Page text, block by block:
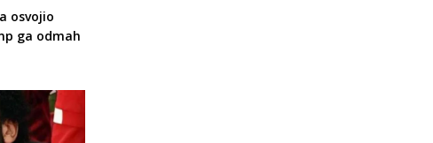
osvojio
ga odmah